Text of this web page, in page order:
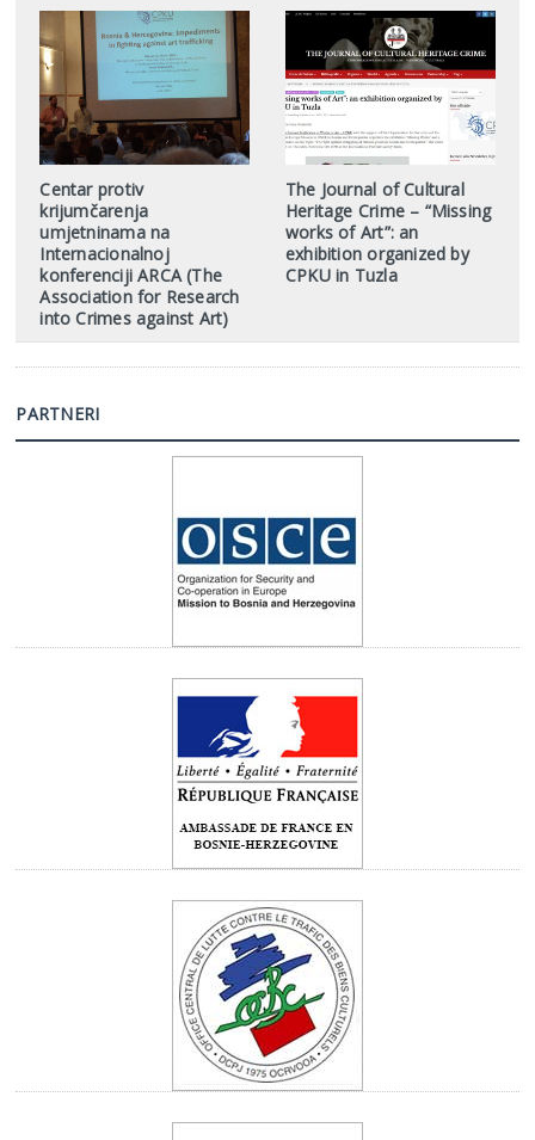
Centar protiv
krijumčarenja
umjetninama na
Internacionalnoj
konferenciji ARCA (The
Association for Research
into Crimes against Art)
The Journal of Cultural
Heritage Crime – “Missing
works of Art”: an
exhibition organized by
CPKU in Tuzla
PARTNERI